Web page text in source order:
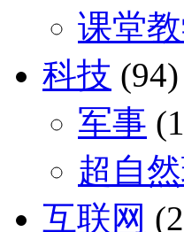
课堂
科技 (94)
军事
超自
互联网